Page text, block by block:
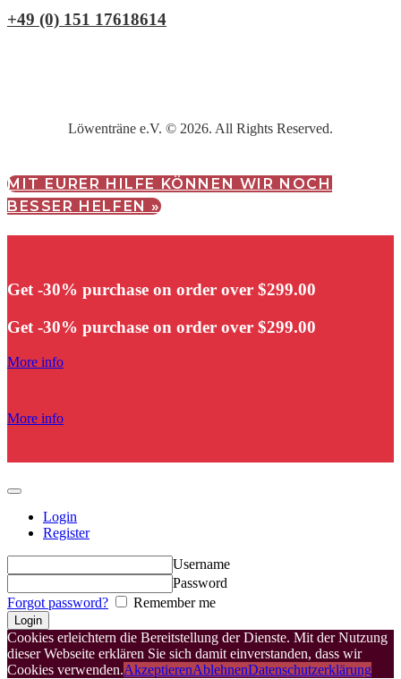
+49 (0) 151 17618614
Löwenträne e.V. © 2026. All Rights Reserved.
MIT EURER HILFE KÖNNEN WIR NOCH
BESSER HELFEN »
Get -30% purchase on order over $299.00
Get -30% purchase on order over $299.00
More info
More info
Login
Register
Username
Password
Forgot password?
Remember me
Cookies erleichtern die Bereitstellung der Dienste. Mit der Nutzung
dieser Webseite erklären Sie sich damit einverstanden, dass wir
Cookies verwenden.AkzeptierenAblehnenDatenschutzerklärung